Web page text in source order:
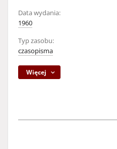
Data wydania:
1960
Typ zasobu:
czasopisma
Więcej